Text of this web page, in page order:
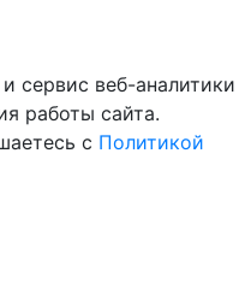
сервис веб-аналитики
работы сайта.
с Политикой